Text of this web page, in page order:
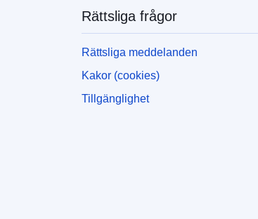
Rättsliga frågor
Rättsliga meddelanden
Kakor (cookies)
Tillgänglighet